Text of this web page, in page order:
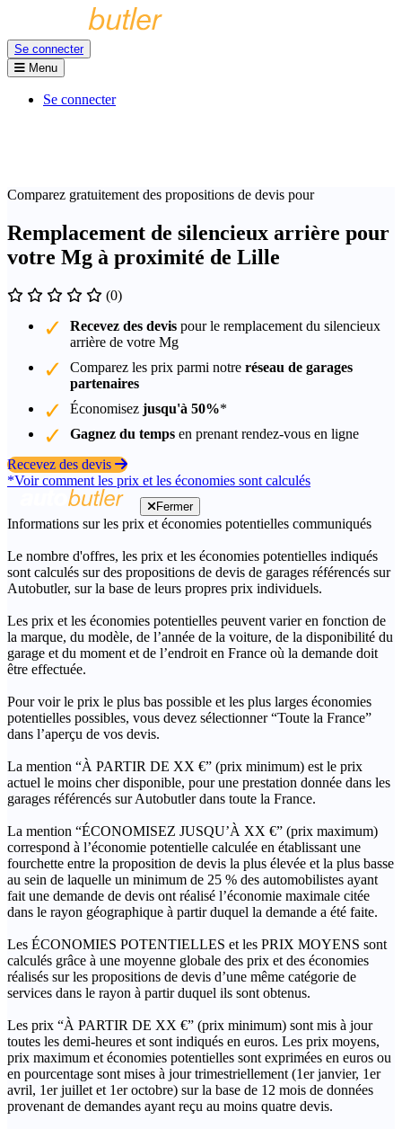
Se connecter
Menu
Se connecter
Comparez gratuitement des propositions de devis pour
Remplacement de silencieux arrière pour
votre Mg à proximité de Lille
(0)
Recevez des devis pour le remplacement du silencieux
arrière de votre Mg
Comparez les prix parmi notre réseau de garages
partenaires
Économisez jusqu'à 50%*
Gagnez du temps en prenant rendez-vous en ligne
Recevez des devis
*Voir comment les prix et les économies sont calculés
Fermer
Informations sur les prix et économies potentielles communiqués
Le nombre d'offres, les prix et les économies potentielles indiqués
sont calculés sur des propositions de devis de garages référencés sur
Autobutler, sur la base de leurs propres prix individuels.
Les prix et les économies potentielles peuvent varier en fonction de
la marque, du modèle, de l’année de la voiture, de la disponibilité du
garage et du moment et de l’endroit en France où la demande doit
être effectuée.
Pour voir le prix le plus bas possible et les plus larges économies
potentielles possibles, vous devez sélectionner “Toute la France”
dans l’aperçu de vos devis.
La mention “À PARTIR DE XX €” (prix minimum) est le prix
actuel le moins cher disponible, pour une prestation donnée dans les
garages référencés sur Autobutler dans toute la France.
La mention “ÉCONOMISEZ JUSQU’À XX €” (prix maximum)
correspond à l’économie potentielle calculée en établissant une
fourchette entre la proposition de devis la plus élevée et la plus basse
au sein de laquelle un minimum de 25 % des automobilistes ayant
fait une demande de devis ont réalisé l’économie maximale citée
dans le rayon géographique à partir duquel la demande a été faite.
Les ÉCONOMIES POTENTIELLES et les PRIX MOYENS sont
calculés grâce à une moyenne globale des prix et des économies
réalisés sur les propositions de devis d’une même catégorie de
services dans le rayon à partir duquel ils sont obtenus.
Les prix “À PARTIR DE XX €” (prix minimum) sont mis à jour
toutes les demi-heures et sont indiqués en euros. Les prix moyens,
prix maximum et économies potentielles sont exprimées en euros ou
en pourcentage sont mises à jour trimestriellement (1er janvier, 1er
avril, 1er juillet et 1er octobre) sur la base de 12 mois de données
provenant de demandes ayant reçu au moins quatre devis.